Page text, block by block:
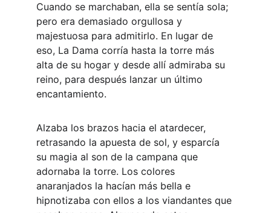
Cuando se marchaban, ella se sentía sola;
pero era demasiado orgullosa y
majestuosa para admitirlo. En lugar de
eso, La Dama corría hasta la torre más
alta de su hogar y desde allí admiraba su
reino, para después lanzar un último
encantamiento.
Alzaba los brazos hacia el atardecer,
retrasando la apuesta de sol, y esparcía
su magia al son de la campana que
adornaba la torre. Los colores
anaranjados la hacían más bella e
hipnotizaba con ellos a los viandantes que